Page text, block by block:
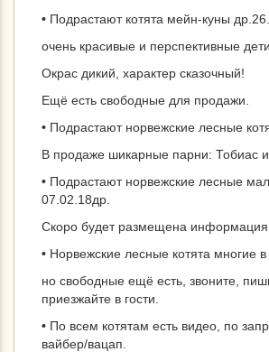
• Подрастают котята мейн-куны
очень красивые и перспективные дети.
Окрас дикий, характер сказочный!
Ещё есть свободные для продажи.
• Подрастают норвежские лесные
В продаже шикарные парни: Тобиас
• Подрастают норвежские лесные
07.02.18др.
Скоро будет размещена
• Норвежские лесные котята многие в
но свободные ещё есть, звоните,
приезжайте в гости.
• По всем котятам есть видео, по
вайбер/вацап.